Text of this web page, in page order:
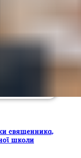
священника,
школи